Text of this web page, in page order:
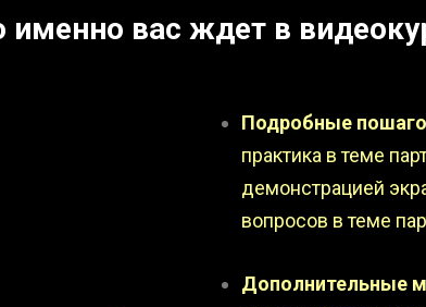
именно вас ждет в
Подробные
практика в теме
демонстрацией
вопросов в теме
Дополнительные